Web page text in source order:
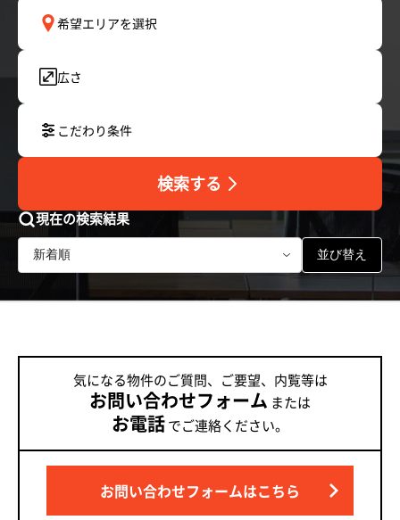
希望エリアを選択
広さ
こだわり条件
検索する
現在の検索結果
並び替え
気になる物件のご質問、ご要望、内覧等は
お問い合わせフォーム または
お電話でご連絡ください。
お問い合わせフォームはこちら